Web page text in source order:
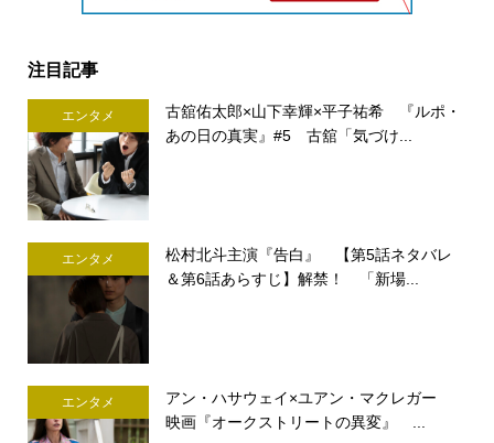
注目記事
エンタメ
古舘佑太郎×山下幸輝×平子祐希 『ルポ・
あの日の真実』#5 古舘「気づけ...
エンタメ
松村北斗主演『告白』 【第5話ネタバレ
＆第6話あらすじ】解禁！ 「新場...
エンタメ
アン・ハサウェイ×ユアン・マクレガー
映画『オークストリートの異変』 ...